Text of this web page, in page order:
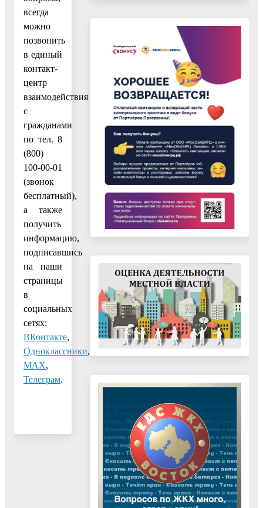
всегда
можно
позвонить
в единый
контакт-
центр
взаимодействия
с
гражданами
по тел. 8
(800)
100-00-01
(звонок
бесплатный),
а также
получить
информацию,
подписавшись
на наши
страницы
в
социальных
сетях:
ВКонтакте,
Одноклассники,
МАХ,
Телеграм.